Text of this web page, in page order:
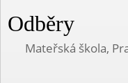
Odběry
Mateřská škola,